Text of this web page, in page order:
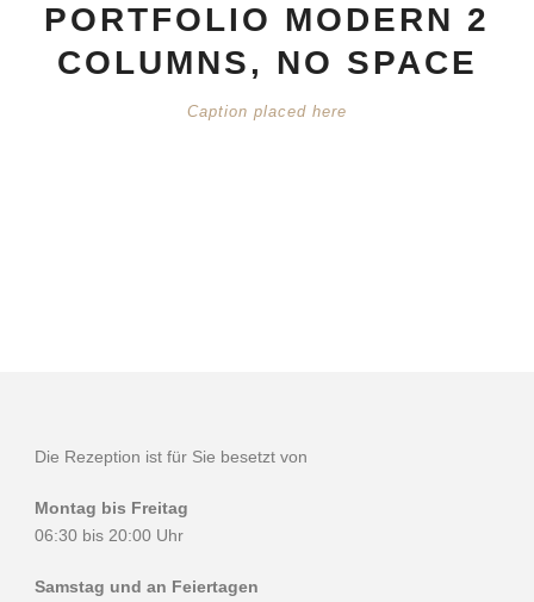
PORTFOLIO MODERN 2
COLUMNS, NO SPACE
Caption placed here
Die Rezeption ist für Sie besetzt von
Montag bis Freitag
06:30 bis 20:00 Uhr
Samstag und an Feiertagen